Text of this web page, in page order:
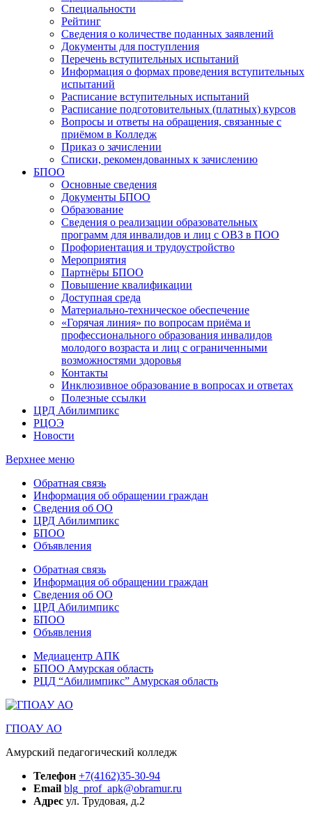
Специальности
Рейтинг
Сведения о количестве поданных заявлений
Документы для поступления
Перечень вступительных испытаний
Информация о формах проведения вступительных
испытаний
Расписание вступительных испытаний
Расписание подготовительных (платных) курсов
Вопросы и ответы на обращения, связанные с
приёмом в Колледж
Приказ о зачислении
Списки, рекомендованных к зачислению
БПОО
Основные сведения
Документы БПОО
Образование
Сведения о реализации образовательных
программ для инвалидов и лиц с ОВЗ в ПОО
Профориентация и трудоустройство
Мероприятия
Партнёры БПОО
Повышение квалификации
Доступная среда
Материально-техническое обеспечение
«Горячая линия» по вопросам приёма и
профессионального образования инвалидов
молодого возраста и лиц с ограниченными
возможностями здоровья
Контакты
Инклюзивное образование в вопросах и ответах
Полезные ссылки
ЦРД Абилимпикс
РЦОЭ
Новости
Верхнее меню
Обратная связь
Информация об обращении граждан
Сведения об ОО
ЦРД Абилимпикс
БПОО
Объявления
Обратная связь
Информация об обращении граждан
Сведения об ОО
ЦРД Абилимпикс
БПОО
Объявления
Медиацентр АПК
БПОО Амурская область
РЦД “Абилимпикс” Амурская область
ГПОАУ АО
Амурский педагогический колледж
Телефон +7(4162)35-30-94
Email blg_prof_apk@obramur.ru
Адрес ул. Трудовая, д.2